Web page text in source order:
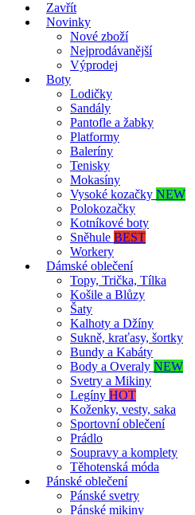
Zavřít
Novinky
Nové zboží
Nejprodávanější
Výprodej
Boty
Lodičky
Sandály
Pantofle a žabky
Platformy
Baleríny
Tenisky
Mokasíny
Vysoké kozačky NEW
Polokozačky
Kotníkové boty
Sněhule BEST
Workery
Dámské oblečení
Topy, Trička, Tílka
Košile a Blůzy
Šaty
Kalhoty a Džíny
Sukně, kraťasy, šortky
Bundy a Kabáty
Body a Overaly NEW
Svetry a Mikiny
Legíny HOT
Koženky, vesty, saka
Sportovní oblečení
Prádlo
Soupravy a komplety
Těhotenská móda
Pánské oblečení
Pánské svetry
Pánské mikiny